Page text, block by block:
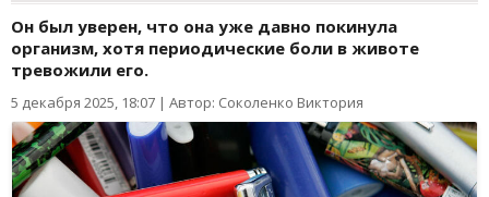
Он был уверен, что она уже давно покинула
организм, хотя периодические боли в животе
тревожили его.
5 декабря 2025, 18:07 | Автор: Соколенко Виктория